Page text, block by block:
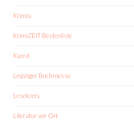
Krimis
KrimiZEIT-Bestenliste
Kunst
Leipziger Buchmesse
Lesekreis
Literatur vor Ort